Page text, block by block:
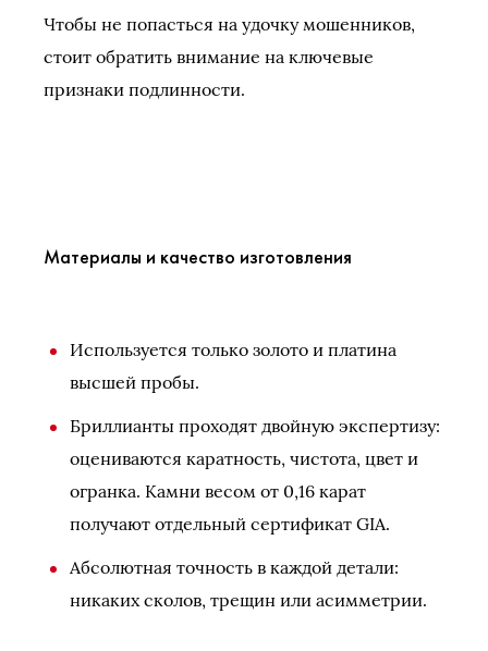
Чтобы не попасться на удочку мошенников,
стоит обратить внимание на ключевые
признаки подлинности.
Материалы и качество изготовления
Используется только золото и платина
высшей пробы.
Бриллианты проходят двойную экспертизу:
оцениваются каратность, чистота, цвет и
огранка. Камни весом от 0,16 карат
получают отдельный сертификат GIA.
Абсолютная точность в каждой детали:
никаких сколов, трещин или асимметрии.